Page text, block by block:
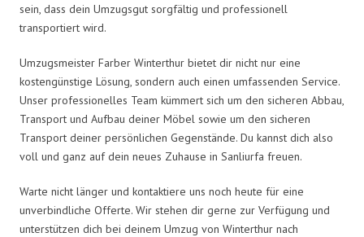
sein, dass dein Umzugsgut sorgfältig und professionell
transportiert wird.
Umzugsmeister Farber Winterthur bietet dir nicht nur eine
kostengünstige Lösung, sondern auch einen umfassenden Service.
Unser professionelles Team kümmert sich um den sicheren Abbau,
Transport und Aufbau deiner Möbel sowie um den sicheren
Transport deiner persönlichen Gegenstände. Du kannst dich also
voll und ganz auf dein neues Zuhause in Sanliurfa freuen.
Warte nicht länger und kontaktiere uns noch heute für eine
unverbindliche Offerte. Wir stehen dir gerne zur Verfügung und
unterstützen dich bei deinem Umzug von Winterthur nach